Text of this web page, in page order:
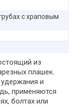
с храповым
из
плашек.
и
применяются
болтах или